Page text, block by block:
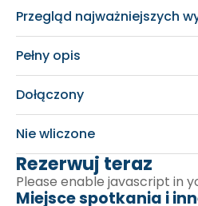
Przegląd najważniejszych
Pełny opis
Dołączony
Nie wliczone
Rezerwuj teraz
Please enable javascript in
Miejsce spotkania i